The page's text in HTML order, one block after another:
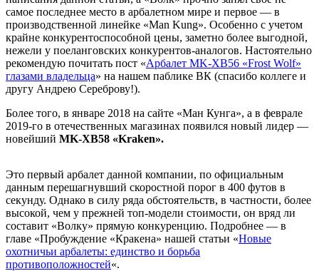
самое последнее место в арбалетном мире и первое — в
производственной линейке «Man Kung». Особенно с учетом
крайне конкурентоспособной цены, заметно более выгодной,
нежели у поеланговских конкурентов-аналогов. Настоятельно
рекомендую почитать пост «Арбалет MK-XB56 «Frost Wolf»
глазами владельца» на нашем паблике ВК (спасибо коллеге и
другу Андрею Сереброву!).
Более того, в январе 2018 на сайте «Ман Кунга», а в феврале
2019-го в отечественных магазинах появился новый лидер —
новейший MK-XB58 «Kraken».
Это первый арбалет данной компании, по официальным
данным перешагнувший скоростной порог в 400 футов в
секунду. Однако в силу ряда обстоятельств, в частности, более
высокой, чем у прежней топ-модели стоимости, он вряд ли
составит «Волку» прямую конкуренцию. Подробнее — в
главе «Пробуждение «Кракена» нашей статьи «Новые
охотничьи арбалеты: единство и борьба
противоположностей«.